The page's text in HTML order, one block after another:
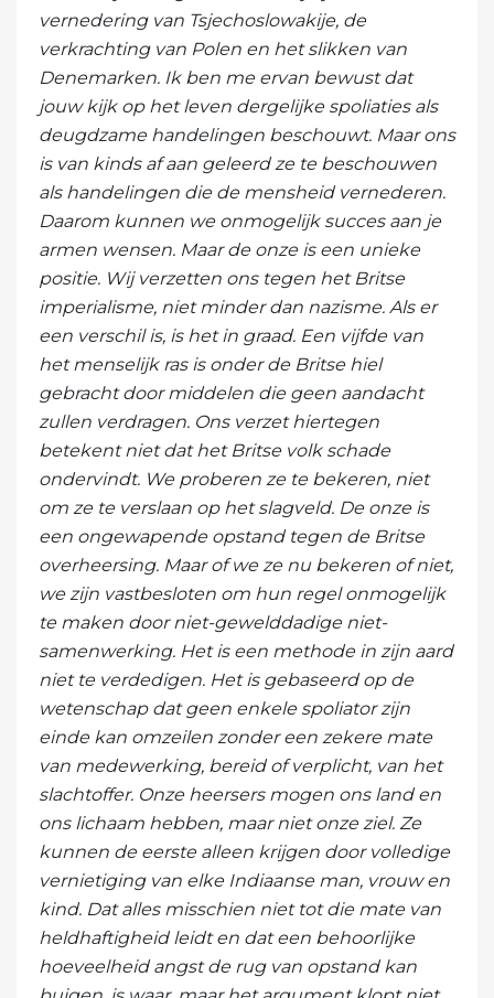
vernedering van Tsjechoslowakije, de
verkrachting van Polen en het slikken van
Denemarken. Ik ben me ervan bewust dat
jouw kijk op het leven dergelijke spoliaties als
deugdzame handelingen beschouwt. Maar ons
is van kinds af aan geleerd ze te beschouwen
als handelingen die de mensheid vernederen.
Daarom kunnen we onmogelijk succes aan je
armen wensen. Maar de onze is een unieke
positie. Wij verzetten ons tegen het Britse
imperialisme, niet minder dan nazisme. Als er
een verschil is, is het in graad. Een vijfde van
het menselijk ras is onder de Britse hiel
gebracht door middelen die geen aandacht
zullen verdragen. Ons verzet hiertegen
betekent niet dat het Britse volk schade
ondervindt. We proberen ze te bekeren, niet
om ze te verslaan op het slagveld. De onze is
een ongewapende opstand tegen de Britse
overheersing. Maar of we ze nu bekeren of niet,
we zijn vastbesloten om hun regel onmogelijk
te maken door niet-gewelddadige niet-
samenwerking. Het is een methode in zijn aard
niet te verdedigen. Het is gebaseerd op de
wetenschap dat geen enkele spoliator zijn
einde kan omzeilen zonder een zekere mate
van medewerking, bereid of verplicht, van het
slachtoffer. Onze heersers mogen ons land en
ons lichaam hebben, maar niet onze ziel. Ze
kunnen de eerste alleen krijgen door volledige
vernietiging van elke Indiaanse man, vrouw en
kind. Dat alles misschien niet tot die mate van
heldhaftigheid leidt en dat een behoorlijke
hoeveelheid angst de rug van opstand kan